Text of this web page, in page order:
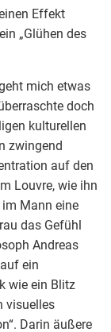
Effekt
„Glühen des
mich etwas
doch
kulturellen
zwingend
auf den
Louvre, wie ihn
im Mann eine
das Gefühl
Andreas
ein
wie ein Blitz
visuelles
Darin äußere